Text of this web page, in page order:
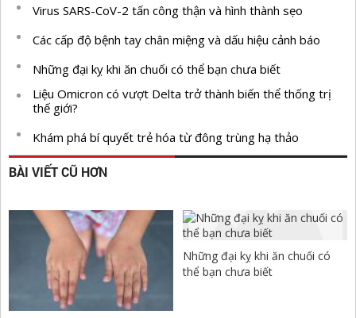
Virus SARS-CoV-2 tấn công thận và hình thành sẹo
Các cấp độ bệnh tay chân miệng và dấu hiệu cảnh báo
Những đại kỵ khi ăn chuối có thể bạn chưa biết
Liệu Omicron có vượt Delta trở thành biến thể thống trị
thế giới?
Khám phá bí quyết trẻ hóa từ đông trùng hạ thảo
BÀI VIẾT CŨ HƠN
Những đại kỵ khi ăn chuối có
thể bạn chưa biết